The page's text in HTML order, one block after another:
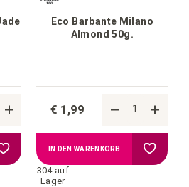
Zur
Wunschliste
Eco Barbante Milano
Almond 50g.
€ 1,99
304 auf
Lager
IN DEN WARENKORB Zur